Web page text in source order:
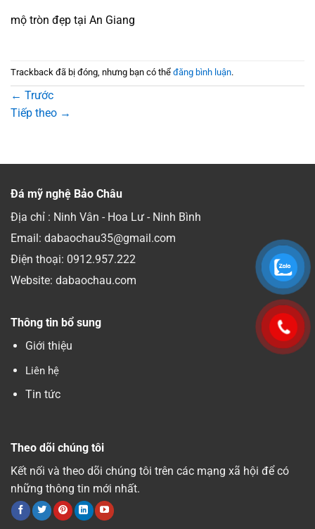
mộ tròn đẹp tại An Giang
Trackback đã bị đóng, nhưng bạn có thể đăng bình luận.
← Trước
Tiếp theo →
Đá mỹ nghệ Bảo Châu
Địa chỉ : Ninh Vân - Hoa Lư - Ninh Bình
Email: dabaochau35@gmail.com
Điện thoại: 0912.957.222
Website: dabaochau.com
Thông tin bổ sung
Giới thiệu
Liên hệ
Tin tức
Theo dõi chúng tôi
Kết nối và theo dõi chúng tôi trên các mạng xã hội để có
những thông tin mới nhất.